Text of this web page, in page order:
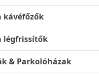
kávéfőzők
légfrissítők
& Parkolóházak